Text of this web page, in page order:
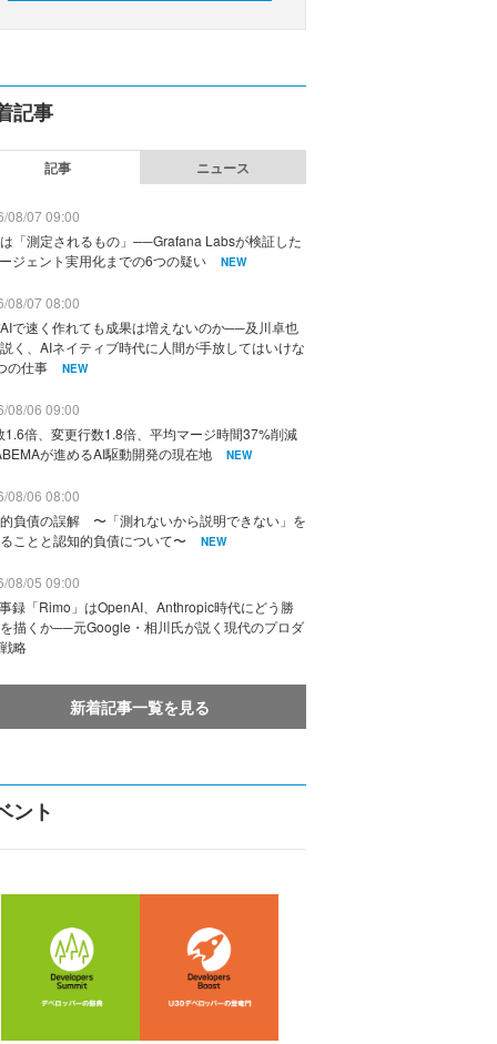
記事
記事 ニュース
08/07 09:00
「測定されるもの」──Grafana Labsが検証した
ジェント実用化までの6つの疑い
NEW
08/07 08:00
で速く作れても成果は増えないのか──及川卓也
く、AIネイティブ時代に人間が手放してはいけな
の仕事
NEW
08/06 09:00
1.6倍、変更行数1.8倍、平均マージ時間37%削減
が進めるAI駆動開発の現在地
NEW
08/06 08:00
負債の誤解 〜「測れないから説明できない」を
ことと認知的負債について〜
NEW
08/05 09:00
録「Rimo」はOpenAI、Anthropic時代にどう勝
描くか──元Google・相川氏が説く現代のプロダ
略
新着記事一覧を見る
ント